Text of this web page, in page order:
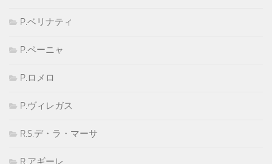
P.ベリナティ
P.ペーニャ
P.ロメロ
P.ヴィレガス
R.S.デ・ラ・マーサ
R.アギーレ